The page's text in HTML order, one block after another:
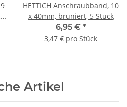
HETTICH Anschraubband, 10
x 40mm, brüniert, 5 Stück
6,95 € *
3,47 € pro Stück
Artikel